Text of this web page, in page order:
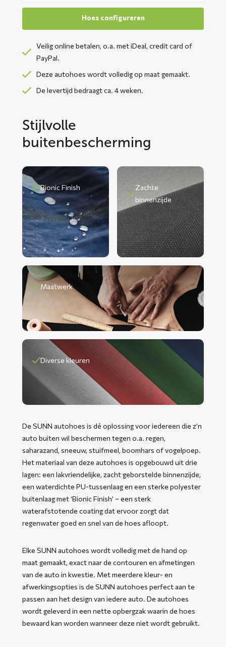
Veilig online betalen, o.a. met iDeal, credit card of
PayPal.
Deze autohoes wordt volledig op maat gemaakt.
De levertijd bedraagt ca. 4 weken.
Stijlvolle
buitenbescherming
Bionic Finish
Zachte
binnenzijde
Maatwerk
Diverse kleuren
De SUNN autohoes is dé oplossing voor iedereen die z’n
auto buiten wil beschermen tegen o.a. regen,
saharazand, sneeuw, stuifmeel, boomhars of vogelpoep.
Het materiaal van deze autohoes is opgebouwd uit drie
lagen: een lakvriendelijke, zacht geborstelde binnenzijde,
een waterdichte PU-tussenlaag en een sterke polyester
buitenlaag met ‘Bionic Finish’ – een sterk
waterafstotende coating dat ervoor zorgt dat
regenwater goed en snel van de hoes afloopt.
Elke SUNN autohoes wordt volledig met de hand op
maat gemaakt, exact naar de contouren en afmetingen
van de auto in kwestie. Met meerdere kleur- en
afwerkingsopties is de SUNN autohoes perfect aan te
passen aan het design van iedere auto. De autohoes
wordt geleverd in een nette opbergzak waarin de hoes
bewaard kan worden wanneer deze niet wordt gebruikt.